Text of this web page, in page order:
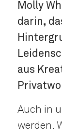
Molly
darin,
aus
Auch in
werden.